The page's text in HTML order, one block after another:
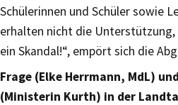
Schülerinnen und Schüler sowie
erhalten nicht die Unterstützung,
ein Skandal!“, empört sich die
Frage (Elke Herrmann, MdL)
(Ministerin Kurth) in der